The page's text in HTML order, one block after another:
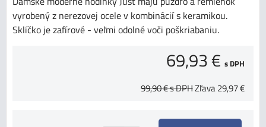
vyrobený z nerezovej ocele v kombinácií s keramikou.
Sklíčko je zafírové - veľmi odolné voči poškriabaniu.
69,93 € s DPH
99,90 €s DPHZľava29,97 €